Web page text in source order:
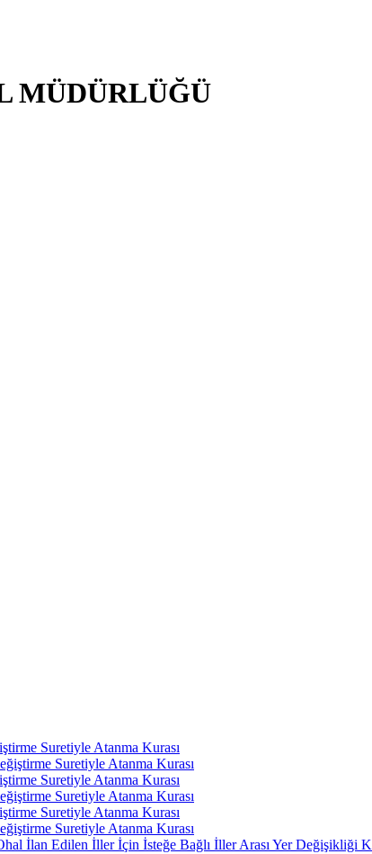
MÜDÜRLÜĞÜ
Suretiyle Atanma Kurası
Suretiyle Atanma Kurası
Suretiyle Atanma Kurası
Suretiyle Atanma Kurası
Suretiyle Atanma Kurası
Suretiyle Atanma Kurası
İlan Edilen İller İçin İsteğe Bağlı İller Arası Yer Değişikliği